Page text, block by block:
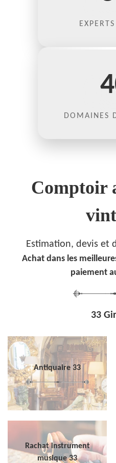
DOMAINES
Comptoir
Estimation, devis et
Achat dans les
paiement
33
Antiquaire 33
Rachat instrument
musique 33